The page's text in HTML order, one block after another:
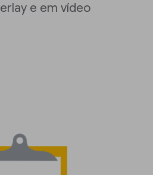
e em vídeo